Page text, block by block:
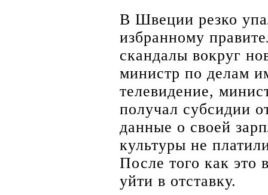
В Швеции резко
избранному
скандалы вокруг
министр по делам
телевидение,
получал субсидии
данные о своей
культуры не
После того как
уйти в отставку.